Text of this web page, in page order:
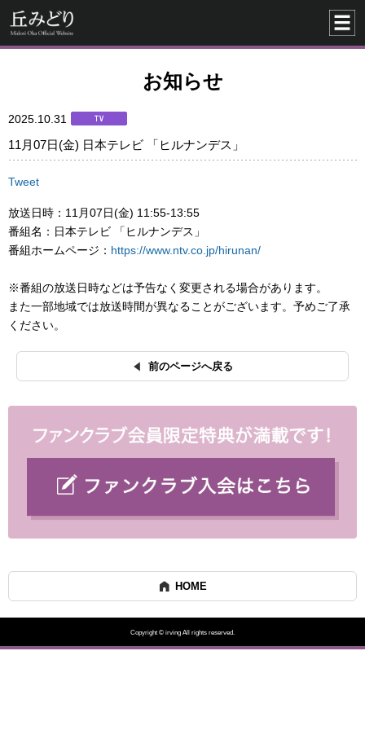
お知らせ
2025.10.31
11月07日(金) 日本テレビ 「ヒルナンデス」
Tweet
放送日時：11月07日(金) 11:55-13:55
番組名：日本テレビ 「ヒルナンデス」
番組ホームページ： https://www.ntv.co.jp/hirunan/
※番組の放送日時などは予告なく変更される場合があります。
また一部地域では放送時間が異なることがございます。予めご了承
ください。
前のページへ戻る
HOME
Copyright © irving All rights reserved.